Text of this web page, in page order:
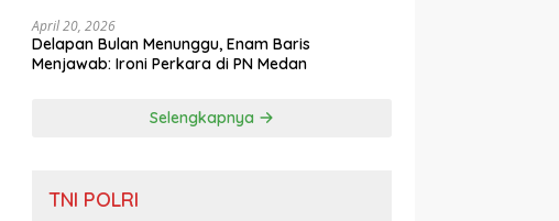
April 20, 2026
Delapan Bulan Menunggu, Enam Baris
Menjawab: Ironi Perkara di PN Medan
Selengkapnya
TNI POLRI